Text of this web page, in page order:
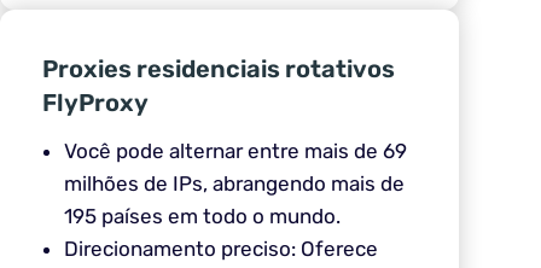
Proxies residenciais rotativos
FlyProxy
Você pode alternar entre mais de 69
milhões de IPs, abrangendo mais de
195 países em todo o mundo.
Direcionamento preciso: Oferece